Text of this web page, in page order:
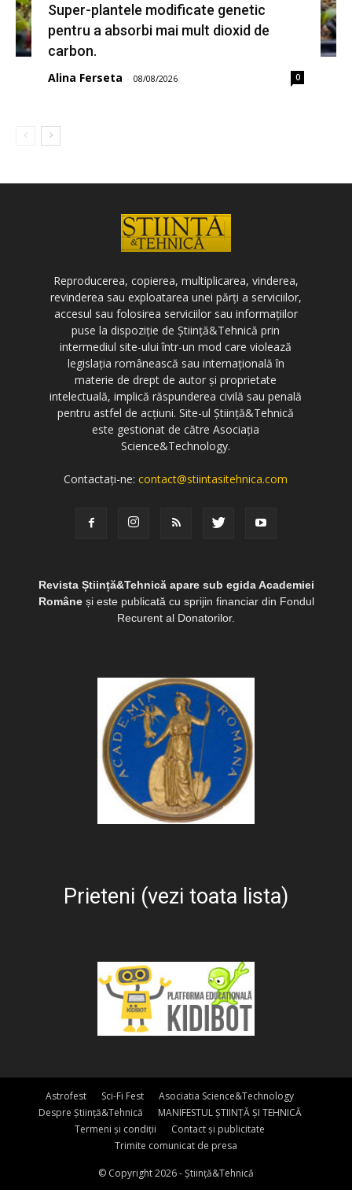
Super-plantele modificate genetic
pentru a absorbi mai mult dioxid de
carbon.
Alina Ferseta - 08/08/2026 0
Reproducerea, copierea, multiplicarea, vinderea,
revinderea sau exploatarea unei părți a serviciilor,
accesul sau folosirea serviciilor sau informațiilor
puse la dispoziție de Știință&Tehnică prin
intermediul site-ului într-un mod care violează
legislația românească sau internațională în
materie de drept de autor și proprietate
intelectuală, implică răspunderea civilă sau penală
pentru astfel de acțiuni. Site-ul Știință&Tehnică
este gestionat de către Asociația
Science&Technology.
Contactați-ne:contact@stiintasitehnica.com
Revista Știință&Tehnică apare sub egida Academiei
Româneși este publicată cu sprijin financiar din Fondul
Recurent al Donatorilor.
Prieteni (vezi toata lista)
Astrofest Sci-Fi Fest
Asociatia Science&Technology
Despre Știință&Tehnică
MANIFESTUL ȘTIINȚĂ ȘI TEHNICĂ
Termeni și condiții
Contact și publicitate
Trimite comunicat de presa
© Copyright 2026 - Știință&Tehnică